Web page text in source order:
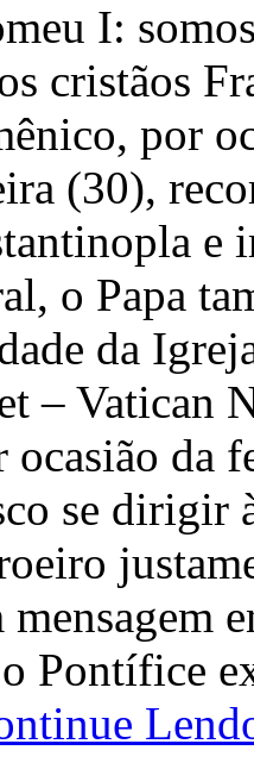
I:
cristãos
por
(30),
e
o Papa
da
– Vatican
ocasião da
se dirigir
mensagem
Pontífice